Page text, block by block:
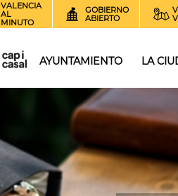
VALENCIA
AL
MINUTO
GOBIERNO
ABIERTO
AYUNTAMIENTO LA